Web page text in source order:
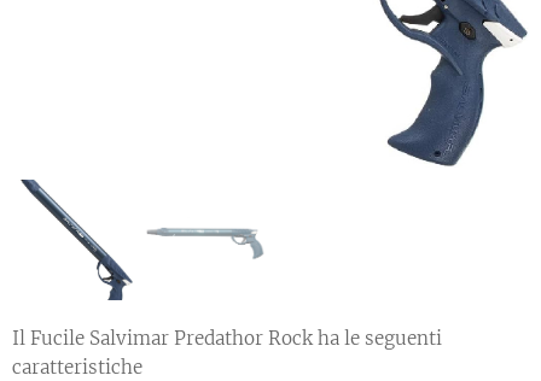
Il Fucile Salvimar Predathor Rock ha le seguenti
caratteristiche